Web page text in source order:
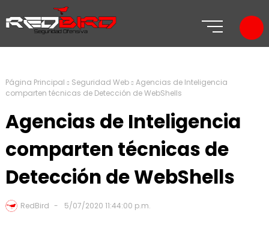
Página Principal Seguridad Web
Agencias de Inteligencia
comparten técnicas de Detección de WebShells
Agencias de Inteligencia
comparten técnicas de
Detección de WebShells
RedBird 5/07/2020 11:44:00 p.m.